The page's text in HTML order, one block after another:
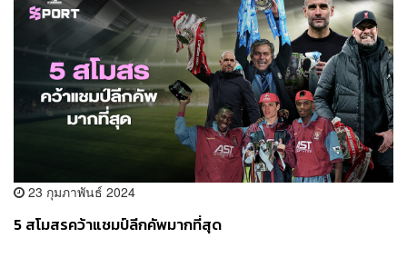
23 กุมภาพันธ์ 2024
5 สโมสรคว้าแชมป์ลีกคัพมากที่สุด